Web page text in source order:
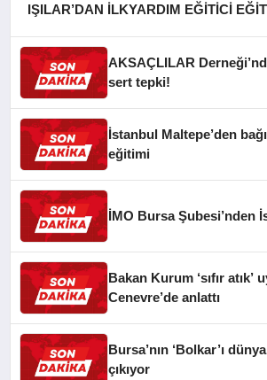
IŞILAR’DAN İLKYARDIM EĞİTİCİ
AKSAÇLILAR
sert tepki!
İstanbul Maltepe’den
eğitimi
İMO Bursa Şubesi’nden
Bakan Kurum ‘sıfır atık’
Cenevre’de anlattı
Bursa’nın ‘Bolkar’ı
çıkıyor